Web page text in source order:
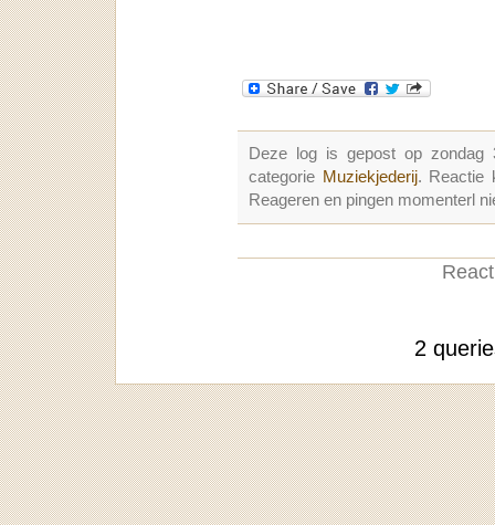
Deze log is gepost op
categorie Muziekjederij. Reactie
Reageren en pingen momenterl
2